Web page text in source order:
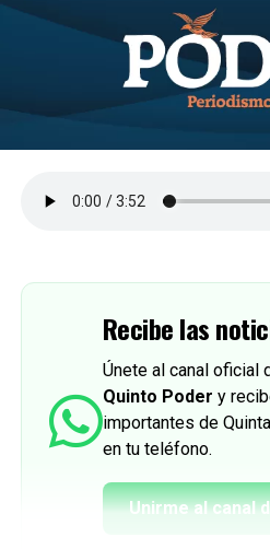
Recibe las
Únete al canal oficial
Quinto Poder y
importantes de
en tu teléfono.
Unirme al canal